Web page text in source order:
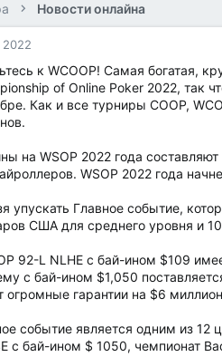
Новости онлайна
к WCOOP! Самая богатая,
of Online Poker 2022, так
Как и все турниры COOP,
на WSOP 2022 года
WSOP 2022 года
упускать Главное событие,
США для среднего уровня и
92-L NLHE с бай-ином $109
с бай-ином $1,050
огромные гарантии на $6
событие является одним из 12
с бай-ином $ 1050, чемпионат